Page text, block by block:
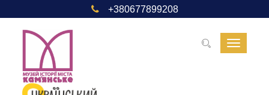
+380677899208
Toggle